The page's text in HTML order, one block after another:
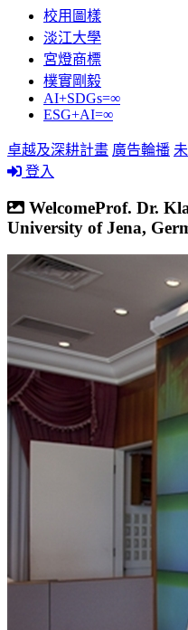
校用圖樣
淡江大學
宮燈商標
樸實剛毅
AI+SDGs=∞
ESG+AI=∞
卓越及深耕計畫 廣告輪播
登入
WelcomeProf. Dr.
University of Jena,